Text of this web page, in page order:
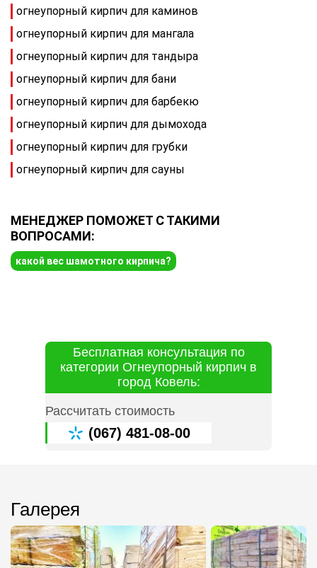
огнеупорный кирпич для каминов
огнеупорный кирпич для мангала
огнеупорный кирпич для тандыра
огнеупорный кирпич для бани
огнеупорный кирпич для барбекю
огнеупорный кирпич для дымохода
огнеупорный кирпич для грубки
огнеупорный кирпич для сауны
МЕНЕДЖЕР ПОМОЖЕТ С ТАКИМИ
ВОПРОСАМИ:
какой вес шамотного кирпича?
Бесплатная консультация по
категории Огнеупорный кирпич в
город Ковель:
Рассчитать стоимость
(067) 481-08-00
Галерея